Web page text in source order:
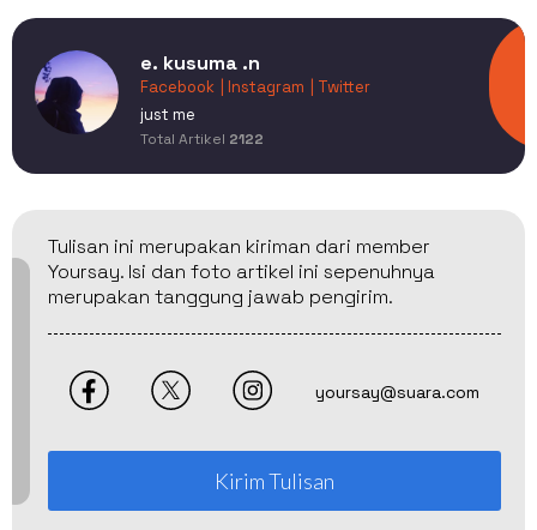
e. kusuma .n
Facebook | Instagram
| Twitter
just me
Total Artikel 2122
Tulisan ini merupakan kiriman dari member
Yoursay. Isi dan foto artikel ini sepenuhnya
merupakan tanggung jawab pengirim.
yoursay@suara.com
Kirim Tulisan